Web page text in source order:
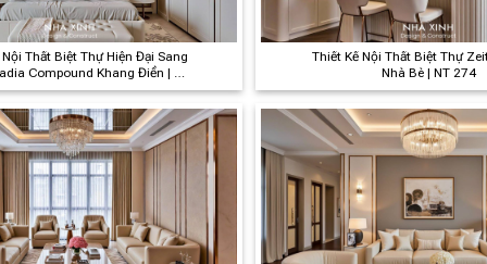
Thất Biệt Thự Hiện Đại Sang
Compound Khang Điền | NT
275
Thiết Kế Nội Thất Biệt Thự
Nhà Bè | NT 274